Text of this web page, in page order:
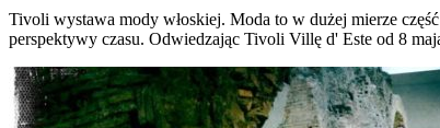
Tivoli wystawa mody włoskiej. Moda to w dużej mierze
perspektywy czasu. Odwiedzając Tivoli Villę d' Este od 8